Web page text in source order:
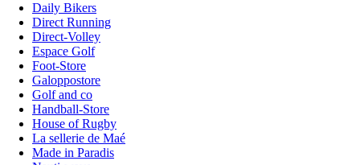
Daily Bikers
Direct Running
Direct-Volley
Espace Golf
Foot-Store
Galoppostore
Golf and co
Handball-Store
House of Rugby
La sellerie de Maé
Made in Paradis